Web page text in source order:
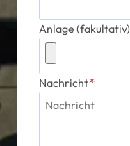
Anlage (fakultativ)
Nachricht*